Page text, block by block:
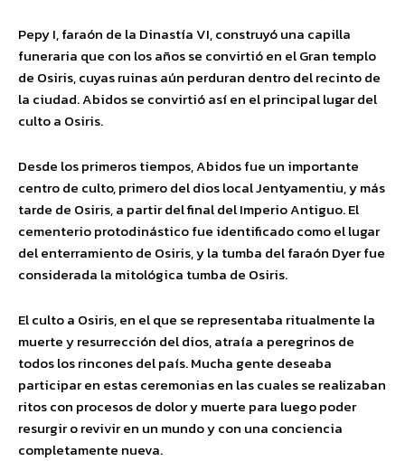
Pepy I, faraón de la Dinastía VI, construyó una capilla
funeraria que con los años se convirtió en el Gran templo
de Osiris, cuyas ruinas aún perduran dentro del recinto de
la ciudad. Abidos se convirtió así en el principal lugar del
culto a Osiris.
Desde los primeros tiempos, Abidos fue un importante
centro de culto, primero del dios local Jentyamentiu, y más
tarde de Osiris, a partir del final del Imperio Antiguo. El
cementerio protodinástico fue identificado como el lugar
del enterramiento de Osiris, y la tumba del faraón Dyer fue
considerada la mitológica tumba de Osiris.
El culto a Osiris, en el que se representaba ritualmente la
muerte y resurrección del dios, atraía a peregrinos de
todos los rincones del país. Mucha gente deseaba
participar en estas ceremonias en las cuales se realizaban
ritos con procesos de dolor y muerte para luego poder
resurgir o revivir en un mundo y con una conciencia
completamente nueva.